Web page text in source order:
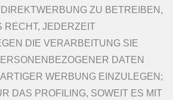
ZU BETREIBEN,
RECHT, JEDERZEIT
DIE VERARBEITUNG SIE
DATEN
WERBUNG EINZULEGEN;
DAS PROFILING, SOWEIT ES MIT